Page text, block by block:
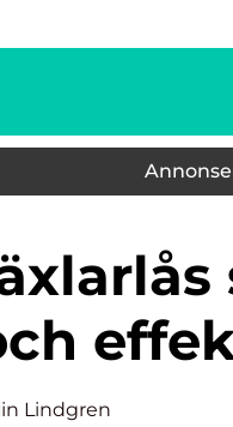
Lindgren